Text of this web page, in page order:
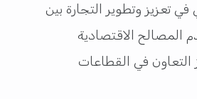
تعزيز وتطوير التجارة بين
المصالح الاقتصادية
التعاون في القطاعات